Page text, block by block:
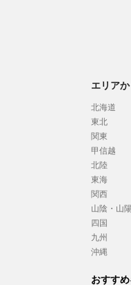
エリア
北海道
東北
関東
甲信越
北陸
東海
関西
山陰・山
四国
九州
沖縄
おすす